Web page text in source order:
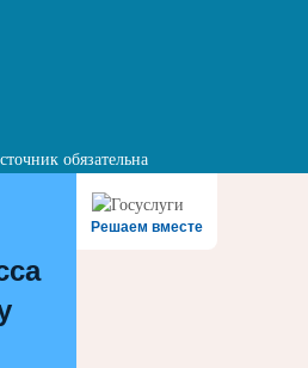
обязательна
Решаем вместе